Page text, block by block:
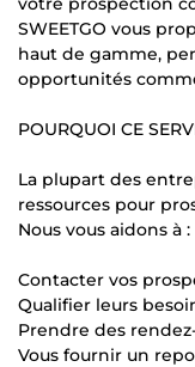
SWEETGO vous
haut de gamme,
opportunités
POURQUOI CE
La plupart des
ressources pour
Nous vous aidons à :
Contacter vos
Qualifier leurs
Prendre des
Vous fournir un